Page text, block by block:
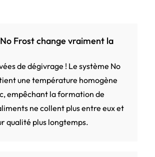
Frost change vraiment la
de dégivrage ! Le système No
une température homogène
empêchant la formation de
ne collent plus entre eux et
qualité plus longtemps.